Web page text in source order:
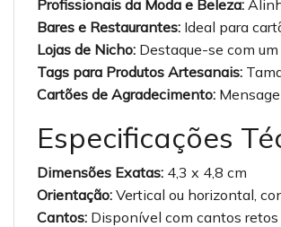
Profissionais da Moda e Beleza:
Bares e Restaurantes: Ideal para
Lojas de Nicho: Destaque-se com
Tags para Produtos Artesanais:
Cartões de Agradecimento:
Especificações
Dimensões Exatas: 4,3 x 4,8 cm
Orientação: Vertical ou horizontal,
Cantos: Disponível com cantos